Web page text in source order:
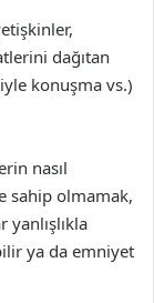
dağıtan
konuşma vs.)
nasıl
sahip olmamak,
ya da emniyet